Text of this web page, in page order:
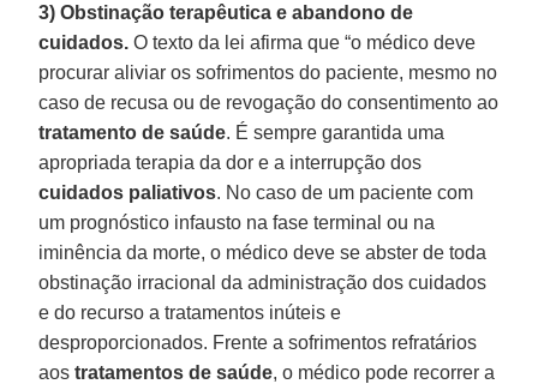
3) Obstinação terapêutica e abandono de
cuidados. O texto da lei afirma que “o médico deve
procurar aliviar os sofrimentos do paciente, mesmo no
caso de recusa ou de revogação do consentimento ao
tratamento de saúde. É sempre garantida uma
apropriada terapia da dor e a interrupção dos
cuidados paliativos. No caso de um paciente com
um prognóstico infausto na fase terminal ou na
iminência da morte, o médico deve se abster de toda
obstinação irracional da administração dos cuidados
e do recurso a tratamentos inúteis e
desproporcionados. Frente a sofrimentos refratários
aostratamentos de saúde, o médico pode recorrer a